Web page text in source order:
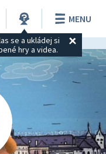
se a ukládej si
hry a videa.
MENU